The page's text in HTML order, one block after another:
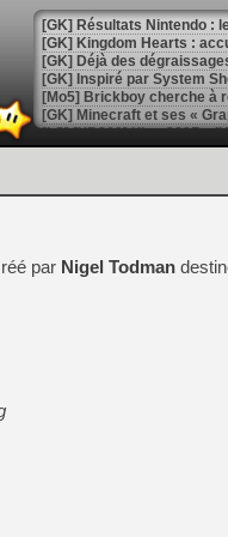
[GK] Résultats Nintendo :
[GK] Déjà des
[Mo5] Brickboy cherche à
[GK] Minecraft et ses «
[GK] Beast of
[GK] Ubisoft : fin de partie
[GK] Mémoire cash -
[GK] Dan Houser (GTA)
[GK] Comment EA Sports
[GK] Crimson Moon : un
[GK] Isle of Reveries : le
[GK] Moonlighter 2 : The
[GK] Capcom relance
[Mo5] Deux inédits du
[GK] Le beat'em up The
[GK] Endless Legend 2 :
[LS] [PS5] Le WebKit
par Nigel Todman